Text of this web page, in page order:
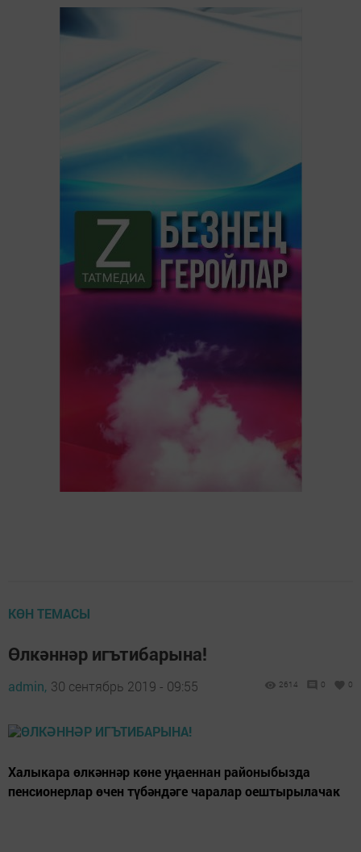
КӨН ТЕМАСЫ
Өлкәннәр игътибарына!
admin, 30 сентябрь 2019 - 09:55 2614 0 0
Халыкара өлкәннәр көне уңаеннан районыбызда
пенсионерлар өчен түбәндәге чаралар оештырылачак